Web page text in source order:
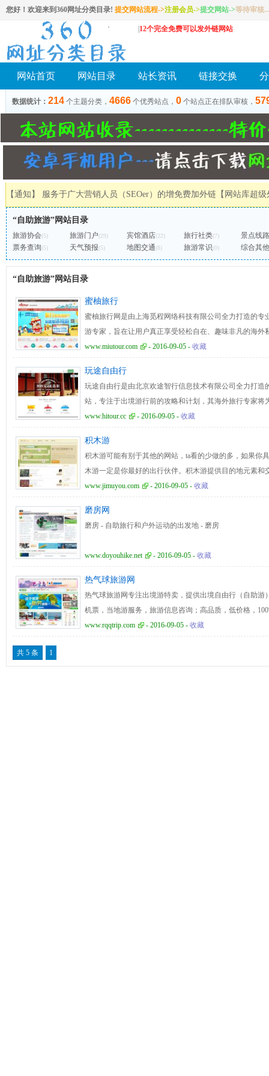
您好！欢迎来到360网址分类目录! 提交网站流程->注册会员->提交网站->等待审核...
12个完全免费可以发外链网站
网站首页 网站目录 站长资讯 链接交换
数据统计： 214 个主题分类， 4666 个优秀站点， 0 个站点正在排队审核，
【通知】 服务于广大营销人员（SEOer）的增免费加外链 【网站库超
“自助旅游”网站目录
旅游协会(5) 旅游门户(29) 宾馆酒店(22) 旅行社类(7)
景点线路
票务查询(5) 天气预报(5) 地图交通(8) 旅游常识(0) 综合其他
“自助旅游”网站目录
蜜柚旅行
蜜柚旅行网是由上海觅程网络科技有限公司全力打造的
游专家，旨在让用户真正享受轻松自在、趣味非凡的海
建立直接对接的P2P平台，让用户享受到定制化深度旅游
为有能力的终端导游创造了可以实现差异化服务的空间
提供给用户，寻觅到最诱人的海外本地旅行。
www.miutour.com - 2016-09-05 - 收藏
玩途自由行
玩途自由行是由北京欢途智行信息技术有限公司全力打
站，专注于出境游行前的攻略和计划，其海外旅行专家
灵活的旅行方案，旨在通过自由行的国外线路和街区为
通组合票、城市交通票、景点体验游玩项目，在目的地
好者提供境外自由行产品预订，让境外旅行变得更轻松，
www.hitour.cc - 2016-09-05 - 收藏
积木游
积木游可能有别于其他的网站，ta看的少做的多，如果你
木游一定是你最好的出行伙伴。积木游提供目的地元素
保存下来带着ta去旅游吧。
www.jimuyou.com - 2016-09-05 - 收藏
磨房网
磨房 - 自助旅行和户外运动的出发地 - 磨房
www.doyouhike.net - 2016-09-05 - 收藏
热气球旅游网
热气球旅游网专注出境游特卖，提供出境自由行（自助
机票，当地游服务，旅游信息咨询；高品质，低价格，
www.rqqtrip.com
- 2016-09-05 - 收藏
共 5 条 1